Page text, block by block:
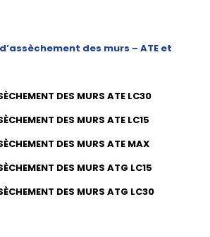
des murs – ATE et
DES MURS ATE LC30
DES MURS ATE LC15
DES MURS ATE MAX
DES MURS ATG LC15
DES MURS ATG LC30